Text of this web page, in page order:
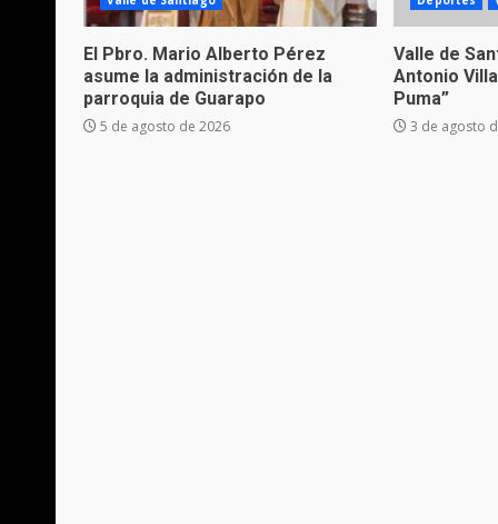
El Pbro. Mario Alberto Pérez
asume la administración de la
parroquia de Guarapo
5 de agosto de 2026
Valle de
Antonio
Puma”
3 de agosto